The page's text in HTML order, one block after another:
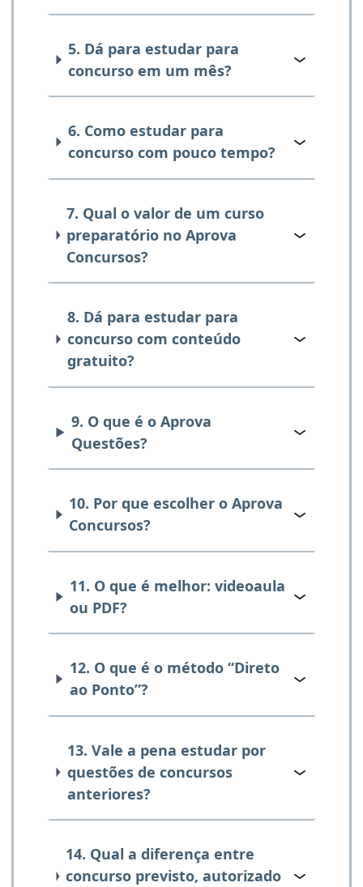
5. Dá para estudar para
concurso em um mês?
6. Como estudar para
concurso com pouco tempo?
7. Qual o valor de um curso
preparatório no Aprova
Concursos?
8. Dá para estudar para
concurso com conteúdo
gratuito?
9. O que é o Aprova
Questões?
10. Por que escolher o Aprova
Concursos?
11. O que é melhor: videoaula
ou PDF?
12. O que é o método “Direto
ao Ponto”?
13. Vale a pena estudar por
questões de concursos
anteriores?
14. Qual a diferença entre
concurso previsto, autorizado